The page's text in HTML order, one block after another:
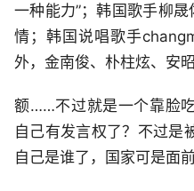
一种能力”；韩国歌手柳
情；韩国说唱歌手
外，金南俊、朴柱炫、安
额……不过就是一个靠脸
自己有发言权了？不过是
自己是谁了，国家可是面